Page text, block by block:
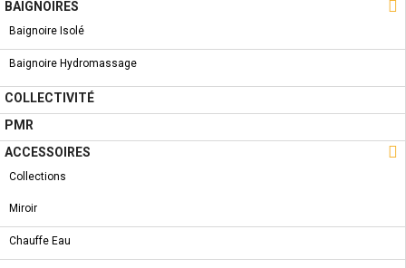
BAIGNOIRES 
Baignoire Isolé
Baignoire Hydromassage
COLLECTIVITÉ
PMR
ACCESSOIRES

Collections
Miroir
Chauffe Eau
Condition de livraison
Conditions Générales de Vente
LIENS UTILES
Destockage